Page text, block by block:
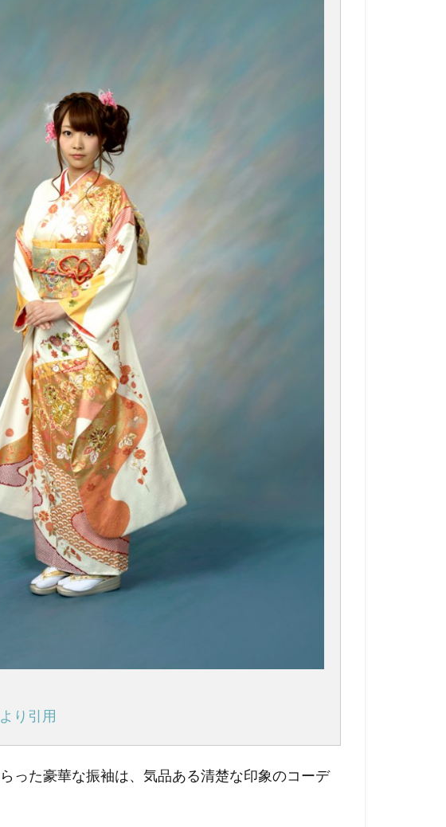
り引用
った豪華な振袖は、気品ある清楚な印象のコーデ